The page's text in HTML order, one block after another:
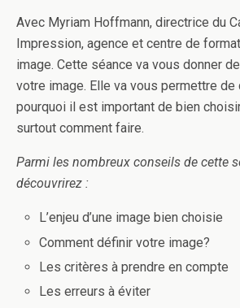
Avec Myriam Hoffmann, directrice du
Impression, agence et centre de
image. Cette séance va vous donner
votre image. Elle va vous permettre de
pourquoi il est important de bien
surtout comment faire.
Parmi les nombreux conseils de cette
découvrirez :
L’enjeu d’une image bien choisie
Comment définir votre image?
Les critères à prendre en compte
Les erreurs à éviter